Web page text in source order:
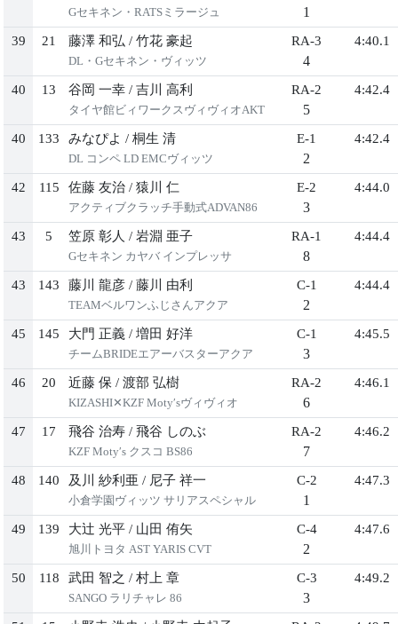
Gセキネン・RATSミラージュ 1
39 21 藤澤 和弘 / 竹花 豪起
DL・Gセキネン・ヴィッツ
RA-3
4
4:40.1
40 13 谷岡 一幸 / 吉川 高利
タイヤ館ビィワークスヴィヴィオAKT
RA-2
5
4:42.4
40 133 みなぴよ / 桐生 清
DL コンペ LD EMCヴィッツ
E-1
2
4:42.4
42 115 佐藤 友治 / 猿川 仁
アクティブクラッチ手動式ADVAN86
E-2
3
4:44.0
43 5 笠原 彰人 / 岩淵 亜子
Gセキネン カヤバ インプレッサ
RA-1
8
4:44.4
43 143 藤川 龍彦 / 藤川 由利
TEAMベルワンふじさんアクア
C-1
2
4:44.4
45 145 大門 正義 / 増田 好洋
チームBRIDEエアーバスターアクア
C-1
3
4:45.5
46 20 近藤 保 / 渡部 弘樹
KIZASHI✕KZF Мoty′sヴィヴィオ
RA-2
6
4:46.1
47 17 飛谷 治寿 / 飛谷 しのぶ
KZF Мoty′s クスコ BS86
RA-2
7
4:46.2
48 140 及川 紗利亜 / 尼子 祥一
小倉学園ヴィッツ サリアスペシャル
C-2
1
4:47.3
49 139 大辻 光平 / 山田 侑矢
旭川トヨタ AST YARIS CVT
C-4
2
4:47.6
50 118 武田 智之 / 村上 章
SANGO ラリチャレ 86
C-3
3
4:49.2